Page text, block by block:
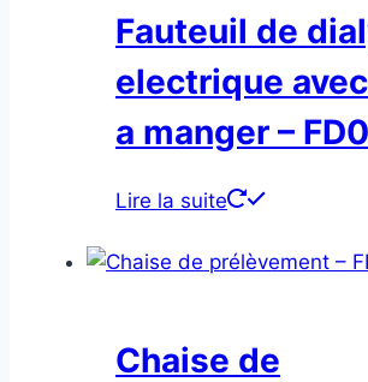
Fauteuil de
electrique
a manger –
Lire la suite
Chaise de